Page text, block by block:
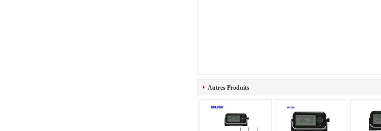
Autres Produits